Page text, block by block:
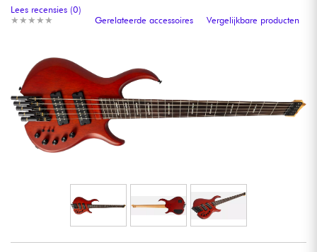
Synths & samplers
Home-studio
Hoofdtelefoon
★ ★ ★ ★ ★
★ ★ ★ ★ ★
Lees recensies (0)
Gerelateerde accessoires
Vergelijkbare producten